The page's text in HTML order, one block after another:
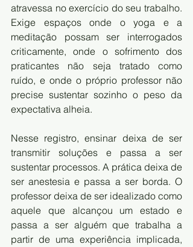
atravessa no exercício do seu trabalho.
Exige espaços onde o yoga e a
meditação possam ser interrogados
criticamente, onde o sofrimento dos
praticantes não seja tratado como
ruído, e onde o próprio professor não
precise sustentar sozinho o peso da
expectativa alheia.
Nesse registro, ensinar deixa de ser
transmitir soluções e passa a ser
sustentar processos. A prática deixa de
ser anestesia e passa a ser borda. O
professor deixa de ser idealizado como
aquele que alcançou um estado e
passa a ser alguém que trabalha a
partir de uma experiência implicada,